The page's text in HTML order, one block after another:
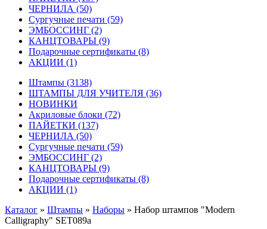
ЧЕРНИЛА (50)
Сургучные печати (59)
ЭМБОССИНГ (2)
КАНЦТОВАРЫ (9)
Подарочные сертификаты (8)
АКЦИИ (1)
Штампы (3138)
ШТАМПЫ ДЛЯ УЧИТЕЛЯ (36)
НОВИНКИ
Акриловые блоки (72)
ПАЙЕТКИ (137)
ЧЕРНИЛА (50)
Сургучные печати (59)
ЭМБОССИНГ (2)
КАНЦТОВАРЫ (9)
Подарочные сертификаты (8)
АКЦИИ (1)
Каталог » Штампы » Наборы » Набор штампов "Modern
Calligraphy" SET089a